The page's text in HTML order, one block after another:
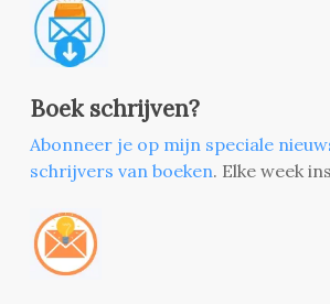
Boek schrijven?
Abonneer je op mijn speciale
schrijvers van boeken. Elke week